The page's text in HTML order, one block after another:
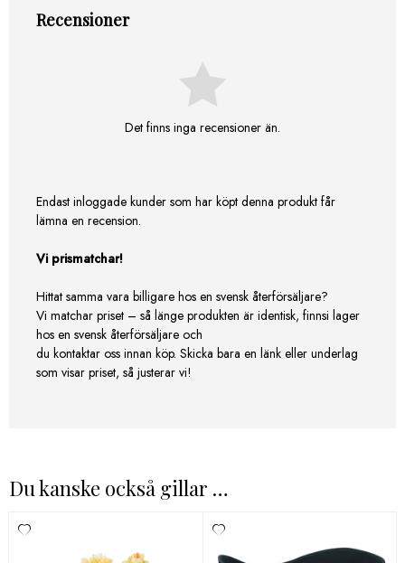
Recensioner
Det finns inga recensioner än.
Endast inloggade kunder som har köpt denna produkt får
lämna en recension.
Vi prismatchar!
Hittat samma vara billigare hos en svensk återförsäljare?
Vi matchar priset – så länge produkten är identisk, finnsi lager
hos en svensk återförsäljare och
du kontaktar oss innan köp. Skicka bara en länk eller underlag
som visar priset, så justerar vi!
Du kanske också gillar …